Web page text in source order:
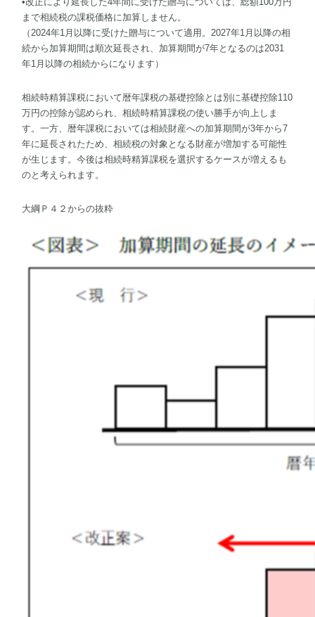
まで相続税の課税価格に加算しません。
（2024年1月以降に受けた贈与について適用。2027年1月以降の相
続から加算期間は順次延長され、加算期間が7年となるのは2031
年1月以降の相続からになります）
相続時精算課税において暦年課税の基礎控除とは別に基礎控除110
万円の控除が認められ、相続時精算課税の使い勝手が向上しま
す。一方、暦年課税においては相続財産への加算期間が3年から7
年に延長されたため、相続税の対象となる財産が増加する可能性
が生じます。今後は相続時精算課税を選択するケースが増えるも
のと考えられます。
大綱Ｐ４２からの抜粋